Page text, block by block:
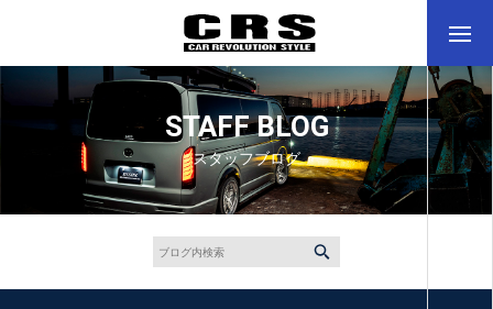
STAFF BLOG
スタッフブログ